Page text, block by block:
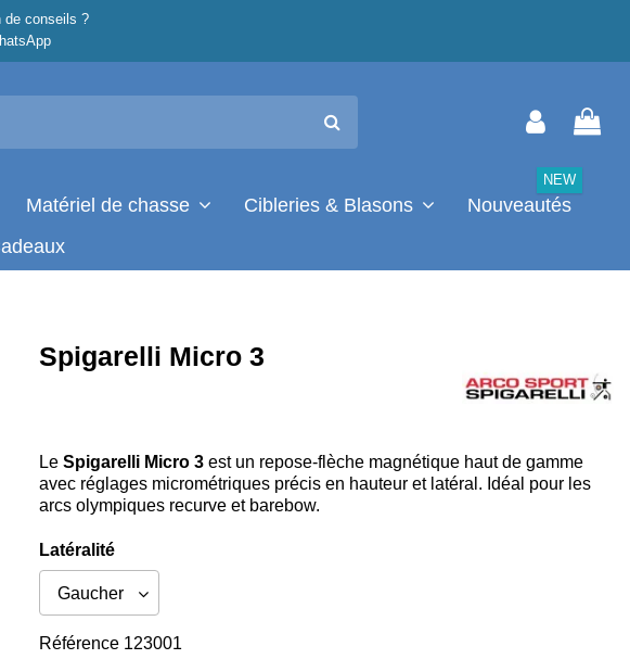
de conseils ?
Matériel de chasse Cibleries & Blasons Nouveautés
NEW
Spigarelli Micro 3
Le Spigarelli Micro 3est un repose-flèche magnétique haut de gamme
avec réglages micrométriques précis en hauteur et latéral. Idéal pour les
arcs olympiques recurve et barebow.
Latéralité
Référence 123001